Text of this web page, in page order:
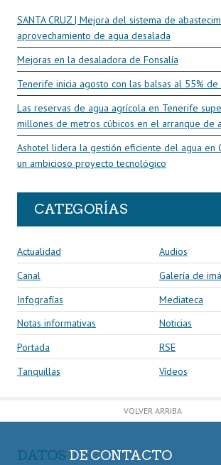
SANTA CRUZ | Mejora del sistema de
aprovechamiento de agua desalada
Mejoras en la desaladora de Fonsalía
Tenerife inicia agosto con las balsas al 55% de
Las reservas de agua agrícola en Tenerife
millones de metros cúbicos en el arranque de
Ashotel lidera la gestión eficiente del agua en
un ambicioso proyecto tecnológico
CATEGORÍAS
Actualidad
Audios
Canal
Galería de
Infografías
Mediateca
Notas informativas
Noticias
Portada
RSE
Tanquillas
Vídeos
VOLVER ARRIBA
DATOS DE CONTACTO